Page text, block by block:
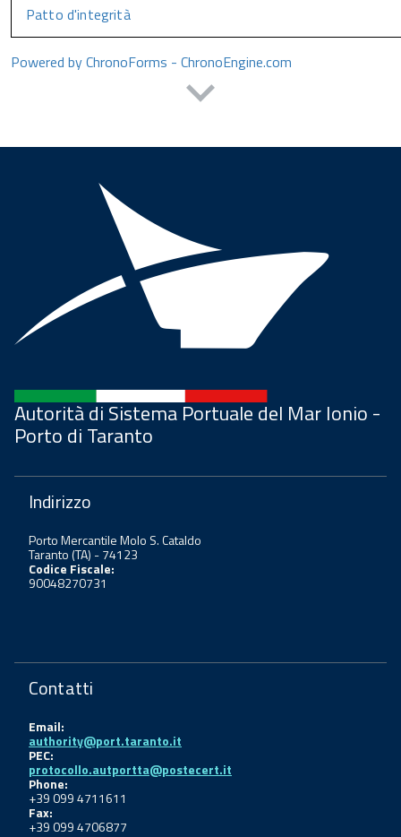
Patto d'integrità
Powered by ChronoForms - ChronoEngine.com
Autorità di Sistema Portuale del Mar Ionio -
Porto di Taranto
Indirizzo
Porto Mercantile Molo S. Cataldo
Taranto (TA) - 74123
Codice Fiscale:
90048270731
Contatti
Email:
authority@port.taranto.it
PEC:
protocollo.autportta@postecert.it
Phone:
+39 099 4711611
Fax:
+39 099 4706877